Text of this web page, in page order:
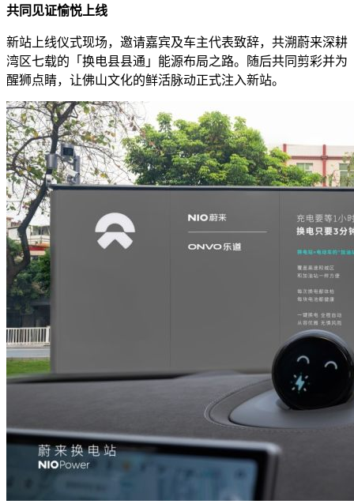
共同见证愉悦上线
新站上线仪式现场，邀请嘉宾及车主代表致辞，共溯蔚来深耕
湾区七载的「换电县县通」能源布局之路。随后共同剪彩并为
醒狮点睛，让佛山文化的鲜活脉动正式注入新站。